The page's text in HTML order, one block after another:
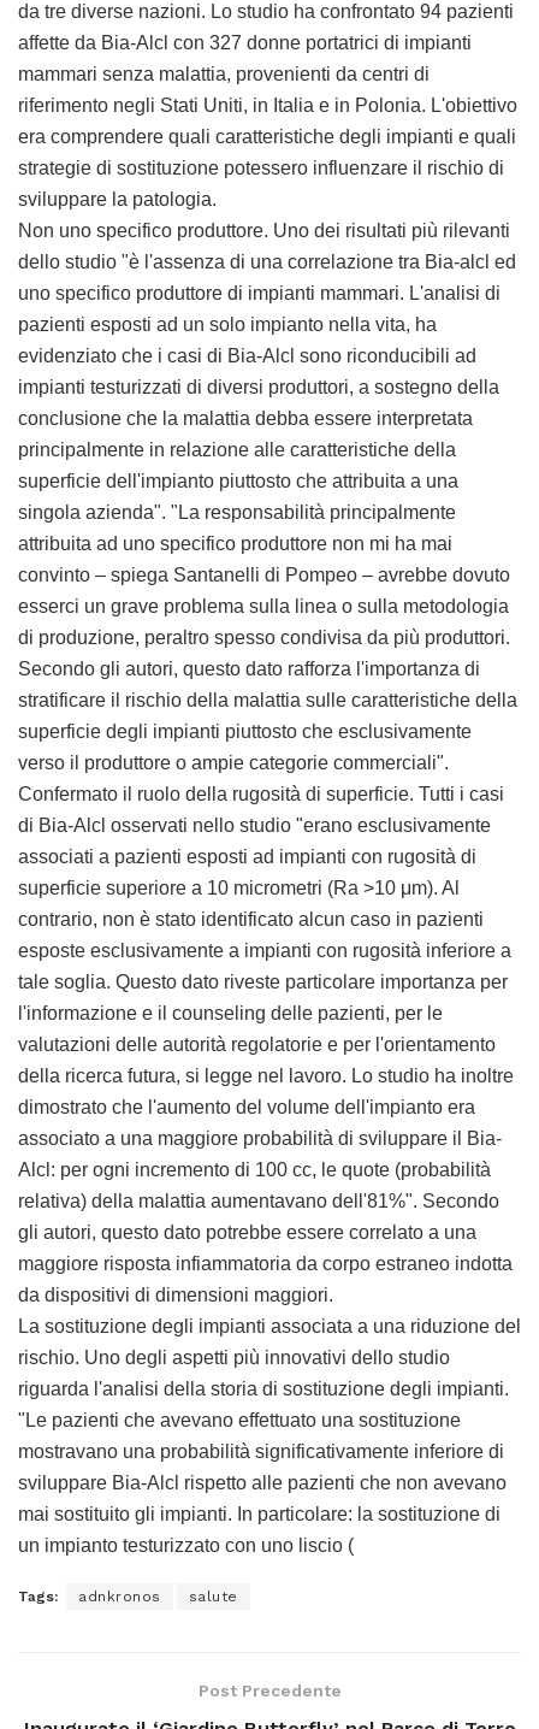
da tre diverse nazioni. Lo studio ha confrontato 94 pazienti
affette da Bia-Alcl con 327 donne portatrici di impianti
mammari senza malattia, provenienti da centri di
riferimento negli Stati Uniti, in Italia e in Polonia. L'obiettivo
era comprendere quali caratteristiche degli impianti e quali
strategie di sostituzione potessero influenzare il rischio di
sviluppare la patologia.
Non uno specifico produttore. Uno dei risultati più rilevanti
dello studio "è l'assenza di una correlazione tra Bia-alcl ed
uno specifico produttore di impianti mammari. L'analisi di
pazienti esposti ad un solo impianto nella vita, ha
evidenziato che i casi di Bia-Alcl sono riconducibili ad
impianti testurizzati di diversi produttori, a sostegno della
conclusione che la malattia debba essere interpretata
principalmente in relazione alle caratteristiche della
superficie dell'impianto piuttosto che attribuita a una
singola azienda". "La responsabilità principalmente
attribuita ad uno specifico produttore non mi ha mai
convinto – spiega Santanelli di Pompeo – avrebbe dovuto
esserci un grave problema sulla linea o sulla metodologia
di produzione, peraltro spesso condivisa da più produttori.
Secondo gli autori, questo dato rafforza l'importanza di
stratificare il rischio della malattia sulle caratteristiche della
superficie degli impianti piuttosto che esclusivamente
verso il produttore o ampie categorie commerciali".
Confermato il ruolo della rugosità di superficie. Tutti i casi
di Bia-Alcl osservati nello studio "erano esclusivamente
associati a pazienti esposti ad impianti con rugosità di
superficie superiore a 10 micrometri (Ra >10 μm). Al
contrario, non è stato identificato alcun caso in pazienti
esposte esclusivamente a impianti con rugosità inferiore a
tale soglia. Questo dato riveste particolare importanza per
l'informazione e il counseling delle pazienti, per le
valutazioni delle autorità regolatorie e per l'orientamento
della ricerca futura, si legge nel lavoro. Lo studio ha inoltre
dimostrato che l'aumento del volume dell'impianto era
associato a una maggiore probabilità di sviluppare il Bia-
Alcl: per ogni incremento di 100 cc, le quote (probabilità
relativa) della malattia aumentavano dell'81%". Secondo
gli autori, questo dato potrebbe essere correlato a una
maggiore risposta infiammatoria da corpo estraneo indotta
da dispositivi di dimensioni maggiori.
La sostituzione degli impianti associata a una riduzione del
rischio. Uno degli aspetti più innovativi dello studio
riguarda l'analisi della storia di sostituzione degli impianti.
"Le pazienti che avevano effettuato una sostituzione
mostravano una probabilità significativamente inferiore di
sviluppare Bia-Alcl rispetto alle pazienti che non avevano
mai sostituito gli impianti. In particolare: la sostituzione di
un impianto testurizzato con uno liscio (
Tags: adnkronos salute
Post Precedente